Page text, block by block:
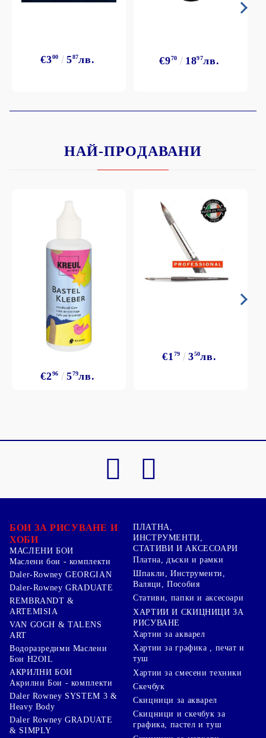
€300 587лв. €970 1897лв.
НАЙ-ПРОДАВАНИ
€296 579лв.
€1 79 350лв.
БОИ ЗА РИСУВАНЕ И
ХОБИ
МАСЛЕНИ БОИ
Маслени бои - комплекти
Daler-Rowney GEORGIAN
Daler-Rowney GRADUATE
REMBRANDT &
ARTEMISIA
VAN GOGH & TALENS
ART
Водоразредими Маслени
Бои H2OIL
АКРИЛНИ БОИ
Акрилни Бои - комплекти
Daler Rowney SYSTEM 3 &
Heavy Body
Daler Rowney GRADUATE
& SIMPLY
ПЛАТНА,
ИНСТРУМЕНТИ,
СТАТИВИ И АКСЕСОАРИ
Платна, дъски и рамки
Шпакли, Инструменти,
Валяци, Пособия
Стативи, папки и аксесоари
ХАРТИИ И СКИЦНИЦИ ЗА
РИСУВАНЕ
Хартии за акварел
Хартии за графика , печат и
туш
Хартии за смесени техники
Скечбук
Скицници за акварел
Скицници и скечбук за
графика, пастел и туш